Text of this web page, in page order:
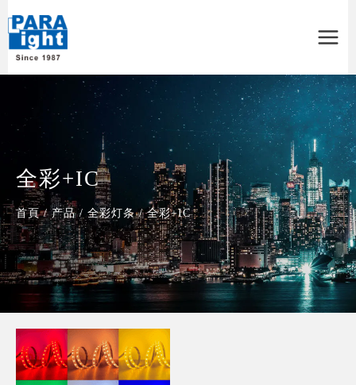
Menu
全彩+IC
首頁 / 产品 / 全彩灯条 / 全彩+IC